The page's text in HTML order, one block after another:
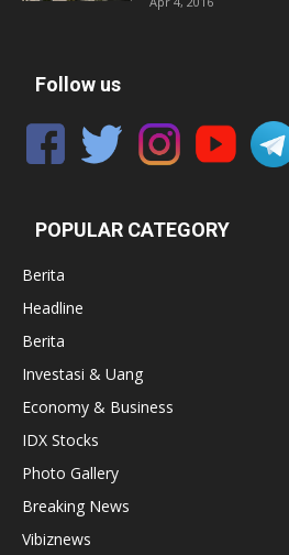
Follow us
POPULAR CATEGORY
Berita
Headline
Berita
Investasi & Uang
Economy & Business
IDX Stocks
Photo Gallery
Breaking News
Vibiznews